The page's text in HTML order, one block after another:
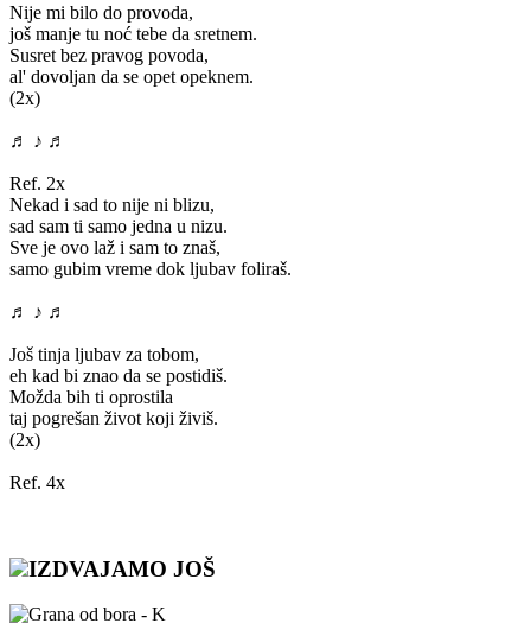
Nije mi bilo do provoda,
još manje tu noć tebe da sretnem.
Susret bez pravog povoda,
al' dovoljan da se opet opeknem.
(2x)
♬ ♪ ♬
Ref. 2x
Nekad i sad to nije ni blizu,
sad sam ti samo jedna u nizu.
Sve je ovo laž i sam to znaš,
samo gubim vreme dok ljubav foliraš.
♬ ♪ ♬
Još tinja ljubav za tobom,
eh kad bi znao da se postidiš.
Možda bih ti oprostila
taj pogrešan život koji živiš.
(2x)
Ref. 4x
IZDVAJAMO JOŠ